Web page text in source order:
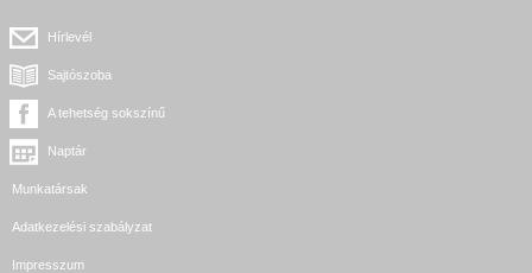
Hírlevél
Sajtószoba
A tehetség sokszínű
Naptár
Munkatársak
Adatkezelési szabályzat
Impresszum